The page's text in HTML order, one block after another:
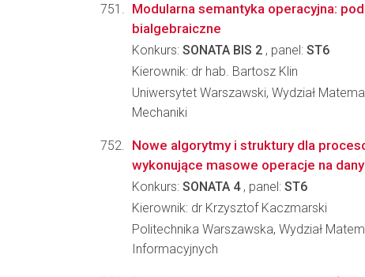
Modularna semantyka operacyjna:
bialgebraiczne
Konkurs: SONATA BIS 2 , panel: ST6
Kierownik: dr hab. Bartosz Klin
Uniwersytet Warszawski, Wydział
Mechaniki
Nowe algorytmy i struktury dla
wykonujące masowe operacje na
Konkurs: SONATA 4, panel: ST6
Kierownik: dr Krzysztof Kaczmarski
Politechnika Warszawska, Wydział
Informacyjnych